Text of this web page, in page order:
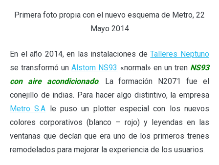
Primera foto propia con el nuevo esquema de Metro, 22
Mayo 2014
En el año 2014, en las instalaciones deTalleres Neptuno
se transformó unAlstom NS93 «normal» en un tren NS93
con aire acondicionado. La formación N2071 fue el
conejillo de indias. Para hacer algo distintivo, la empresa
Metro S.A le puso un plotter especial con los nuevos
colores corporativos (blanco – rojo) y leyendas en las
ventanas que decían que era uno de los primeros trenes
remodelados para mejorar la experiencia de los usuarios.